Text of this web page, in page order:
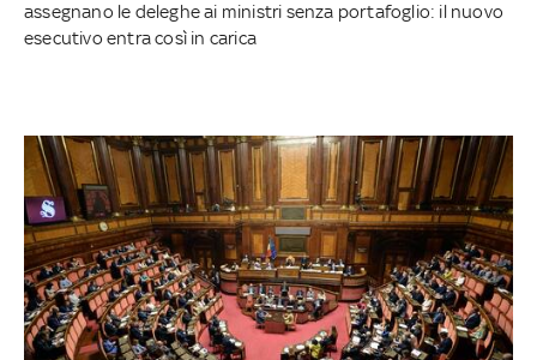
assegnano le deleghe ai ministri senza portafoglio: il nuovo
esecutivo entra così in carica